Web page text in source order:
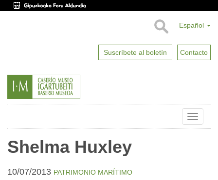
Español
Suscríbete al boletín Contacto
Toggle
Shelma Huxley
10/07/2013 PATRIMONIO MARÍTIMO